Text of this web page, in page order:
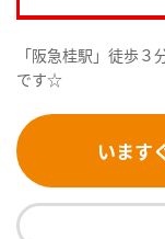
「阪急桂駅」徒歩
です☆
います